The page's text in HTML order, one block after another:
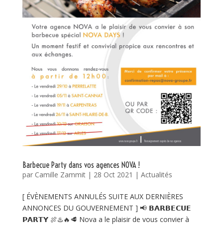
Barbecue Party dans vos agences NOVA !
par Camille Zammit| 28 Oct 2021 | Actualités
[ ÉVÈNEMENTS ANNULÉS SUITE AUX DERNIÈRES
ANNONCES DU GOUVERNEMENT ] 📢 𝗕𝗔𝗥𝗕𝗘𝗖𝗨𝗘
𝗣𝗔𝗥𝗧𝗬 🍖♨️🔥🥩 Nova a le plaisir de vous convier à